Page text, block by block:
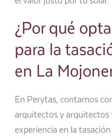
¿Por qué
para la
en La
En Perytas, contamos
arquitectos y arquitectos
experiencia en la